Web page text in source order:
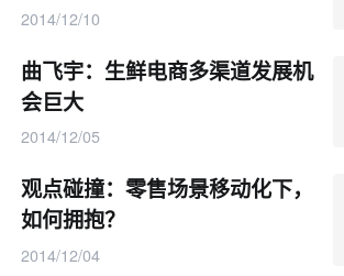
2014/12/10
曲飞宇：生鲜电商多渠道发展机
会巨大
2014/12/05
观点碰撞：零售场景移动化下，
如何拥抱？
2014/12/04